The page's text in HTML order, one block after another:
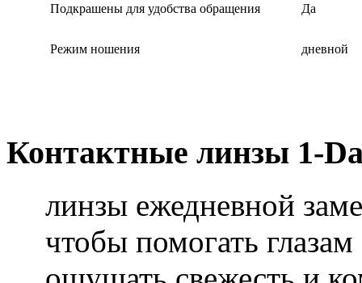
Подкрашены для удобства обращения Да
Режим ношения дневной
Контактные линзы 1-
линзы ежедневной
чтобы помогать